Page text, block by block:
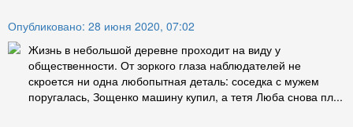
Опубликовано: 28 июня 2020, 07:02
Жизнь в небольшой деревне проходит на виду у
общественности. От зоркого глаза наблюдателей не
скроется ни одна любопытная деталь: соседка с мужем
поругалась, Зощенко машину купил, а тетя Люба снова пл...